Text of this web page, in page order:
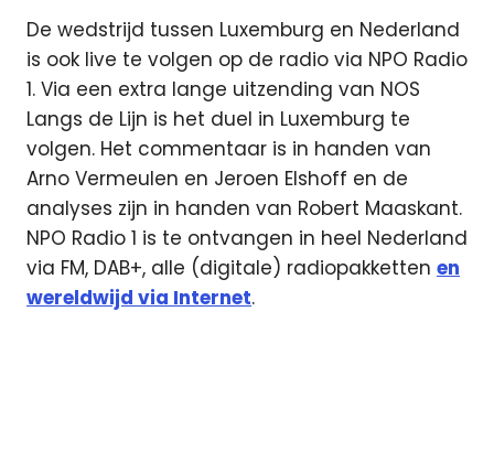
De wedstrijd tussen Luxemburg en Nederland
is ook live te volgen op de radio via NPO Radio
1. Via een extra lange uitzending van NOS
Langs de Lijn is het duel in Luxemburg te
volgen. Het commentaar is in handen van
Arno Vermeulen en Jeroen Elshoff en de
analyses zijn in handen van Robert Maaskant.
NPO Radio 1 is te ontvangen in heel Nederland
via FM, DAB+, alle (digitale) radiopakketten en
wereldwijd via Internet.